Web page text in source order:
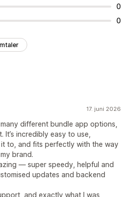
0
0
17. juni 2026
different bundle app options,
incredibly easy to use,
to, and fits perfectly with the way
brand.
— super speedy, helpful and
updates and backend
and exactly what I was